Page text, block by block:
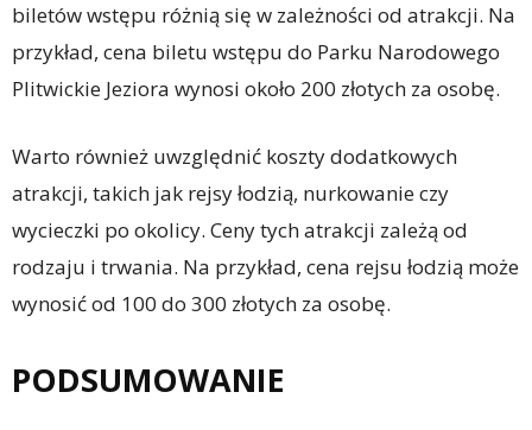
biletów wstępu różnią się w zależności od atrakcji. Na
przykład, cena biletu wstępu do Parku Narodowego
Plitwickie Jeziora wynosi około 200 złotych za osobę.
Warto również uwzględnić koszty dodatkowych
atrakcji, takich jak rejsy łodzią, nurkowanie czy
wycieczki po okolicy. Ceny tych atrakcji zależą od
rodzaju i trwania. Na przykład, cena rejsu łodzią może
wynosić od 100 do 300 złotych za osobę.
PODSUMOWANIE